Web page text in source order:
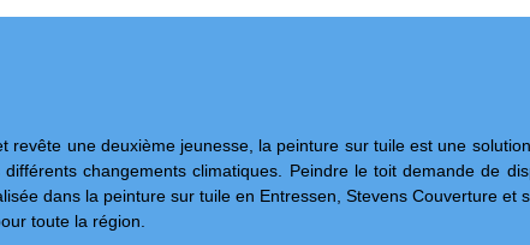
revête une deuxième jeunesse, la peinture sur tuile est une
changements climatiques. Peindre le toit demande de
dans la peinture sur tuile en Entressen, Stevens Couverture et
toute la région.